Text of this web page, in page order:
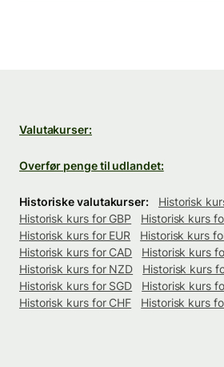
Valutakurser:
Overfør penge til udlandet:
Historiske valutakurser:
Historisk
Historisk kurs for GBP
Historisk kurs
Historisk kurs for EUR
Historisk kurs
Historisk kurs for CAD
Historisk kurs
Historisk kurs for NZD
Historisk kurs
Historisk kurs for SGD
Historisk kurs
Historisk kurs for CHF
Historisk kurs